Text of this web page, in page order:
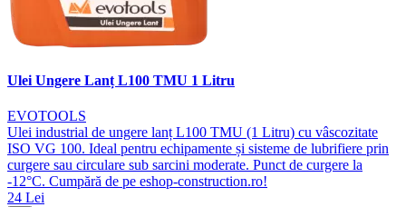
Ulei Ungere Lanț L100 TMU 1 Litru
EVOTOOLS
Ulei industrial de ungere lanț L100 TMU (1 Litru) cu vâscozitate
ISO VG 100. Ideal pentru echipamente și sisteme de lubrifiere prin
curgere sau circulare sub sarcini moderate. Punct de curgere la
-12°C. Cumpără de pe eshop-construction.ro!
24 Lei